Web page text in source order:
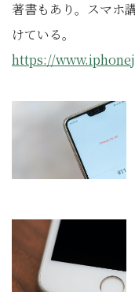
著書もあり。スマホ
けている。
https://